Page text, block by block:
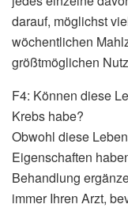
darauf, möglichst
wöchentlichen
größtmöglichen
F4: Können diese
Krebs habe?
Obwohl diese
Eigenschaften
Behandlung
immer Ihren Arzt,